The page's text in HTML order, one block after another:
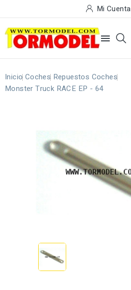
Mi Cuenta

Inicio Coches Repuestos Coches
Monster Truck RACE EP - 64